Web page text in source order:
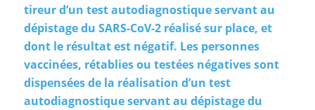
tireur d’un test autodiagnostique servant au
dépistage du SARS-CoV-2 réalisé sur place, et
dont le résultat est négatif. Les personnes
vaccinées, rétablies ou testées négatives sont
dispensées de la réalisation d’un test
autodiagnostique servant au dépistage du